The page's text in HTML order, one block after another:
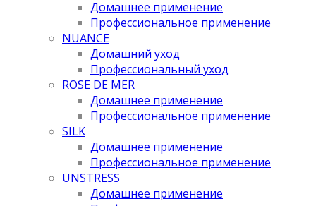
Домашнее применение
Профессиональное применение
NUANCE
Домашний уход
Профессиональный уход
ROSE DE MER
Домашнее применение
Профессиональное применение
SILK
Домашнее применение
Профессиональное применение
UNSTRESS
Домашнее применение